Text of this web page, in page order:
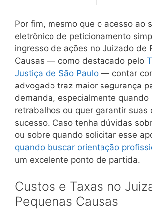
Por fim, mesmo que o acesso ao
eletrônico de peticionamento
ingresso de ações no Juizado de
Causas — como destacado pelo
Justiça de São Paulo — contar
advogado traz maior segurança
demanda, especialmente quando
retrabalhos ou quer garantir suas
sucesso. Caso tenha dúvidas
ou sobre quando solicitar esse
quando buscar orientação
um excelente ponto de partida.
Custos e Taxas no
Pequenas Causas